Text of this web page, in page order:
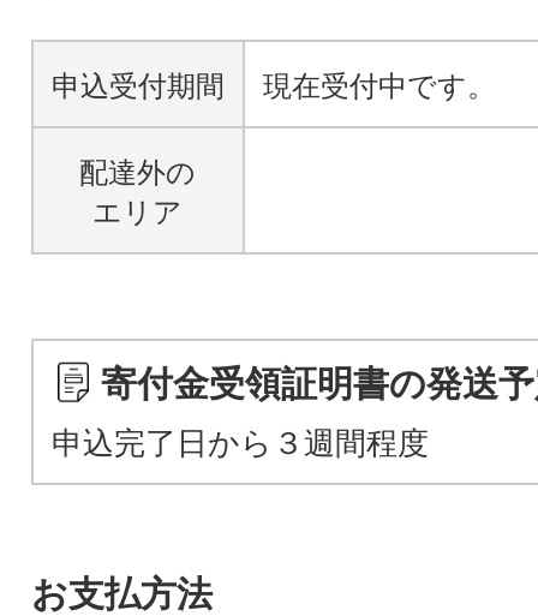
申込受付期間 現在受付中です。
配達外の
エリア
寄付金受領証明書の発送
申込完了日から３週間程度
お支払方法